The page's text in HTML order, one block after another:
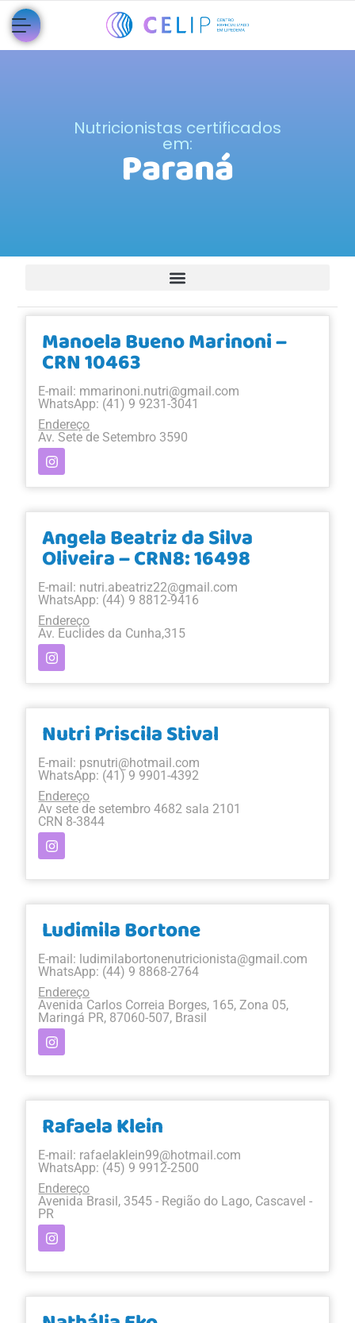
Nutricionistas certificados
em:
Paraná
Manoela Bueno Marinoni –
CRN 10463
E-mail: mmarinoni.nutri@gmail.com
WhatsApp: (41) 9 9231-3041
Endereço
Av. Sete de Setembro 3590
Angela Beatriz da Silva
Oliveira – CRN8: 16498
E-mail: nutri.abeatriz22@gmail.com
WhatsApp: (44) 9 8812-9416
Endereço
Av. Euclides da Cunha,315
Nutri Priscila Stival
E-mail: psnutri@hotmail.com
WhatsApp: (41) 9 9901-4392
Endereço
Av sete de setembro 4682 sala 2101
CRN 8-3844
Ludimila Bortone
E-mail: ludimilabortonenutricionista@gmail.com
WhatsApp: (44) 9 8868-2764
Endereço
Avenida Carlos Correia Borges, 165, Zona 05,
Maringá PR, 87060-507, Brasil
Rafaela Klein
E-mail: rafaelaklein99@hotmail.com
WhatsApp: (45) 9 9912-2500
Endereço
Avenida Brasil, 3545 - Região do Lago, Cascavel -
PR